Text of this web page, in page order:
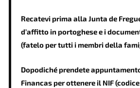
Recatevi prima alla Junta de
d’affitto in portoghese e i
(fatelo per tutti i membri della
Dopodiché prendete
Financas per ottenere il NIF